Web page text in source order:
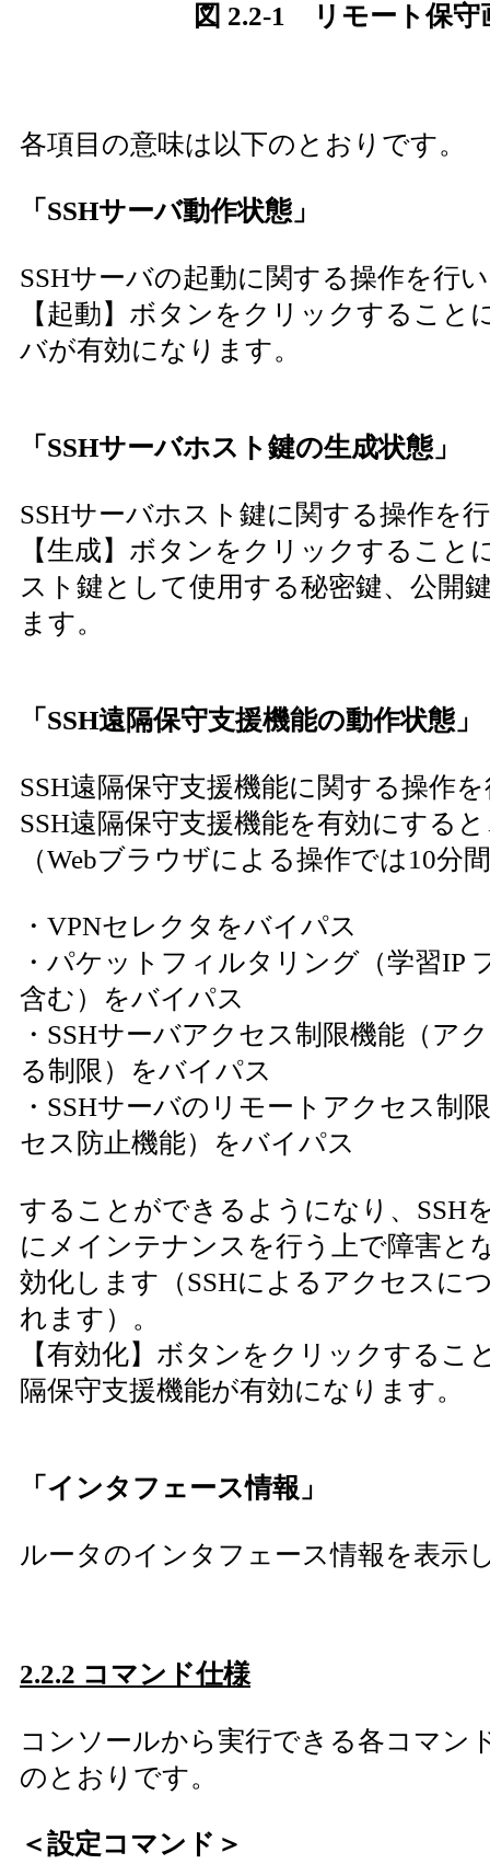
図 2.2-1 リモート保守
各項目の意味は以下のとおりです。
「SSHサーバ動作状態」
SSHサーバの起動に関する操作を行
【起動】ボタンをクリックすること
バが有効になります。
「SSHサーバホスト鍵の生成状態」
SSHサーバホスト鍵に関する操作を
【生成】ボタンをクリックすること
スト鍵として使用する秘密鍵、公開
ます。
「SSH遠隔保守支援機能の動作状態」
SSH遠隔保守支援機能に関する操作
SSH遠隔保守支援機能を有効にする
（Webブラウザによる操作では10分
・VPNセレクタをバイパス
・パケットフィルタリング（学習IP
含む）をバイパス
・SSHサーバアクセス制限機能（ア
る制限）をバイパス
・SSHサーバのリモートアクセス制
セス防止機能）をバイパス
することができるようになり、SSH
にメインテナンスを行う上で障害と
効化します（SSHによるアクセスに
れます）。
【有効化】ボタンをクリックするこ
隔保守支援機能が有効になります。
「インタフェース情報」
ルータのインタフェース情報を表示
2.2.2 コマンド仕様
コンソールから実行できる各コマン
のとおりです。
＜設定コマンド＞